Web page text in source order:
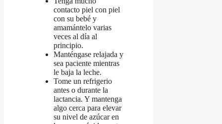
contacto piel con piel
con su bebé y
amamántelo varias
veces al día al
principio.
Manténgase relajada y
sea paciente mientras
le baja la leche.
Tome un refrigerio
antes o durante la
lactancia. Y mantenga
algo cerca para elevar
su nivel de azúcar en